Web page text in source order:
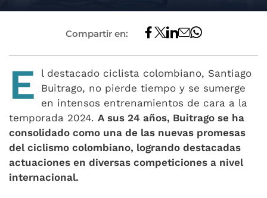
Compartir en:
E
l destacado ciclista colombiano, Santiago
Buitrago, no pierde tiempo y se sumerge
en intensos entrenamientos de cara a la
temporada 2024. A sus 24 años, Buitrago se ha
consolidado como una de las nuevas promesas
del ciclismo colombiano, logrando destacadas
actuaciones en diversas competiciones a nivel
internacional.